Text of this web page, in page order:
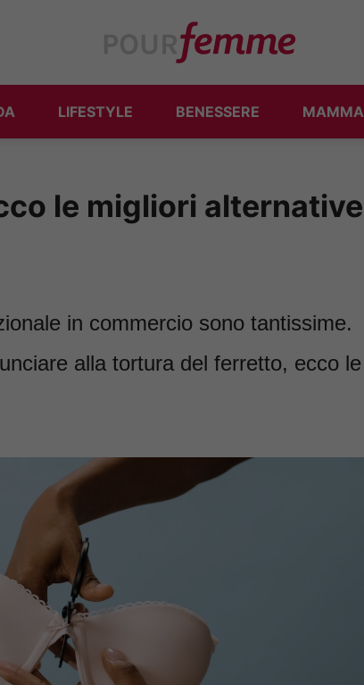
LIFESTYLE BENESSERE MAMMA
le migliori alternative
in commercio sono tantissime.
alla tortura del ferretto, ecco le